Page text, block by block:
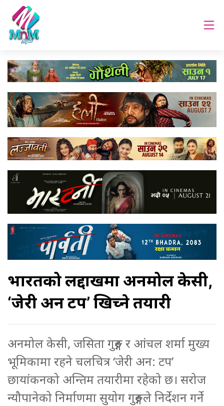
भारतको लद्दाखमा अनमोल केसी,
‘जेरी अन टप’ खिच्ने तयारी
अनमोल केसी, जसिता गुरुङ्ग र आंचल शर्मा मुख्य
भूमिकामा रहने चलचित्र ‘जेरी अन: टप’
छायांकनको अन्तिम तयारीमा रहेको छ। सरोज
न्यौपानेको निर्माणमा सुयोग गुरुङ्गले निर्देशन गर्ने